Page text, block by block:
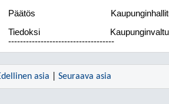
Päätös
Tiedoksi
------------------------------------
asia Seuraava asia